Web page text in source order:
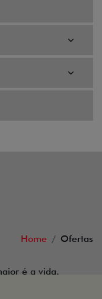
Home Ofertas
é a vida.